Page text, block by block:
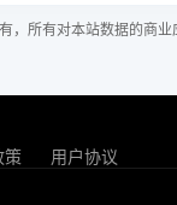
，所有对本站数据的商业
策 用户协议